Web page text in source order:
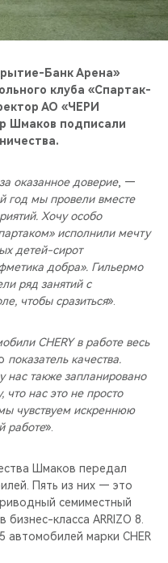
Банк Арена»
клуба «Спартак-
АО «ЧЕРИ
Шмаков подписали
оказанное доверие, —
год мы провели вместе
Хочу особо
исполнили мечту
детей-сирот
добра». Гильермо
ряд занятий с
чтобы сразиться».
CHERY в работе весь
показатель качества.
нас также запланировано
нас это не просто
чувствуем искреннюю
работе».
Шмаков передал
Пять из них — это
семиместный
бизнес-класса ARRIZO 8.
автомобилей марки CHER